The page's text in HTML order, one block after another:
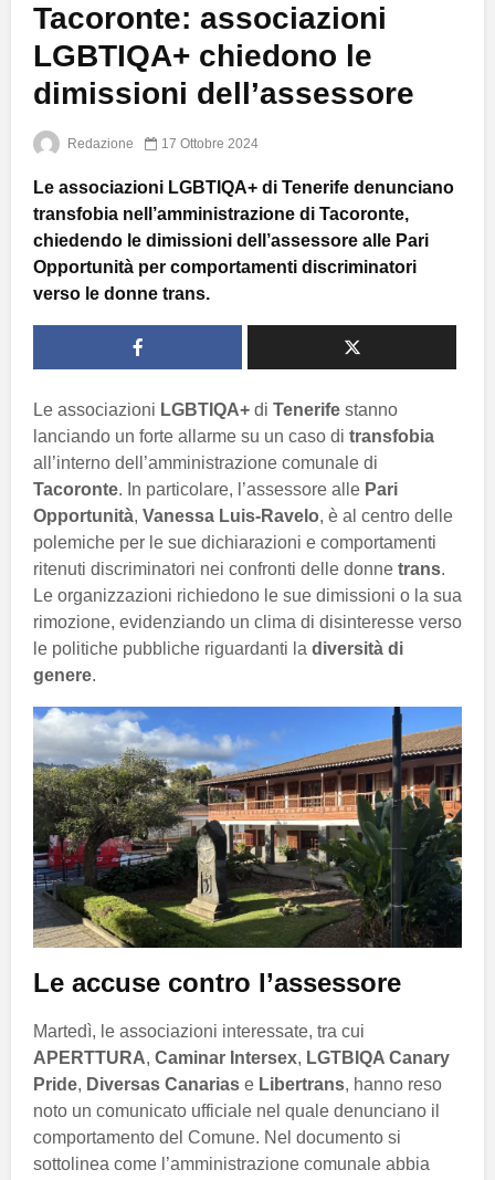
Tacoronte: associazioni
LGBTIQA+ chiedono le
dimissioni dell’assessore
Redazione 17 Ottobre 2024
Le associazioni LGBTIQA+ di Tenerife denunciano
transfobia nell’amministrazione di Tacoronte,
chiedendo le dimissioni dell’assessore alle Pari
Opportunità per comportamenti discriminatori
verso le donne trans.
Le associazioni LGBTIQA+ di Tenerife stanno
lanciando un forte allarme su un caso di transfobia
all’interno dell’amministrazione comunale di
Tacoronte. In particolare, l’assessore alle Pari
Opportunità, Vanessa Luis-Ravelo, è al centro delle
polemiche per le sue dichiarazioni e comportamenti
ritenuti discriminatori nei confronti delle donne trans.
Le organizzazioni richiedono le sue dimissioni o la sua
rimozione, evidenziando un clima di disinteresse verso
le politiche pubbliche riguardanti la diversità di
genere.
Le accuse contro l’assessore
Martedì, le associazioni interessate, tra cui
APERTTURA, Caminar Intersex, LGTBIQA Canary
Pride, Diversas Canarias e Libertrans, hanno reso
noto un comunicato ufficiale nel quale denunciano il
comportamento del Comune. Nel documento si
sottolinea come l’amministrazione comunale abbia